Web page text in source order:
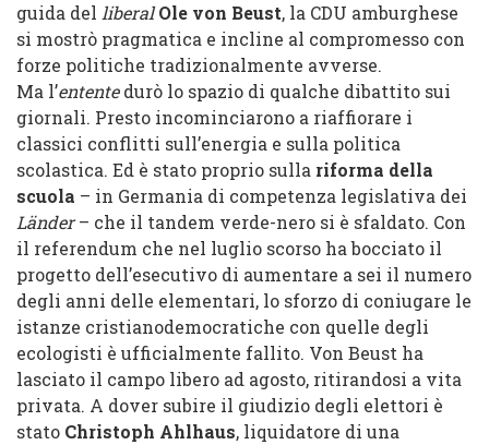
guida del liberal Ole von Beust, la CDU amburghese
si mostrò pragmatica e incline al compromesso con
forze politiche tradizionalmente avverse.
Ma l’ententedurò lo spazio di qualche dibattito sui
giornali. Presto incominciarono a riaffiorare i
classici conflitti sull’energia e sulla politica
scolastica. Ed è stato proprio sulla riforma della
scuola – in Germania di competenza legislativa dei
Länder– che il tandem verde-nero si è sfaldato. Con
il referendum che nel luglio scorso ha bocciato il
progetto dell’esecutivo di aumentare a sei il numero
degli anni delle elementari, lo sforzo di coniugare le
istanze cristianodemocratiche con quelle degli
ecologisti è ufficialmente fallito. Von Beust ha
lasciato il campo libero ad agosto, ritirandosi a vita
privata. A dover subire il giudizio degli elettori è
stato Christoph Ahlhaus, liquidatore di una